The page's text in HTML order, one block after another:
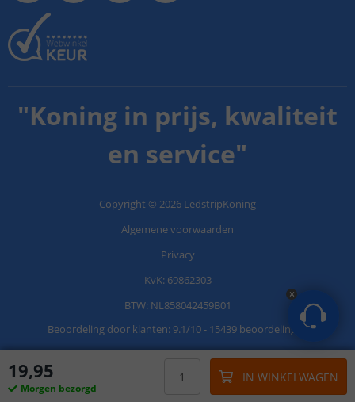
19,95
Morgen bezorgd
IN WINKELWAGEN
"Koning in prijs, kwaliteit
en service"
Copyright © 2026 LedstripKoning
Algemene voorwaarden
Privacy
KvK: 69862303
BTW: NL858042459B01
Beoordeling door klanten: 9.1/10- 15439 beoordelingen